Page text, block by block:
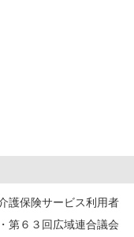
護保険サービス利用者
第６３回広域連合議会